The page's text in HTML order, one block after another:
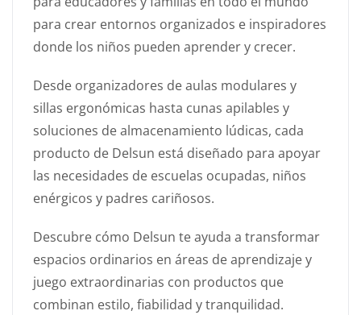
para crear entornos organizados e inspiradores
donde los niños pueden aprender y crecer.
Desde organizadores de aulas modulares y
sillas ergonómicas hasta cunas apilables y
soluciones de almacenamiento lúdicas, cada
producto de Delsun está diseñado para apoyar
las necesidades de escuelas ocupadas, niños
enérgicos y padres cariñosos.
Descubre cómo Delsun te ayuda a transformar
espacios ordinarios en áreas de aprendizaje y
juego extraordinarias con productos que
combinan estilo, fiabilidad y tranquilidad.